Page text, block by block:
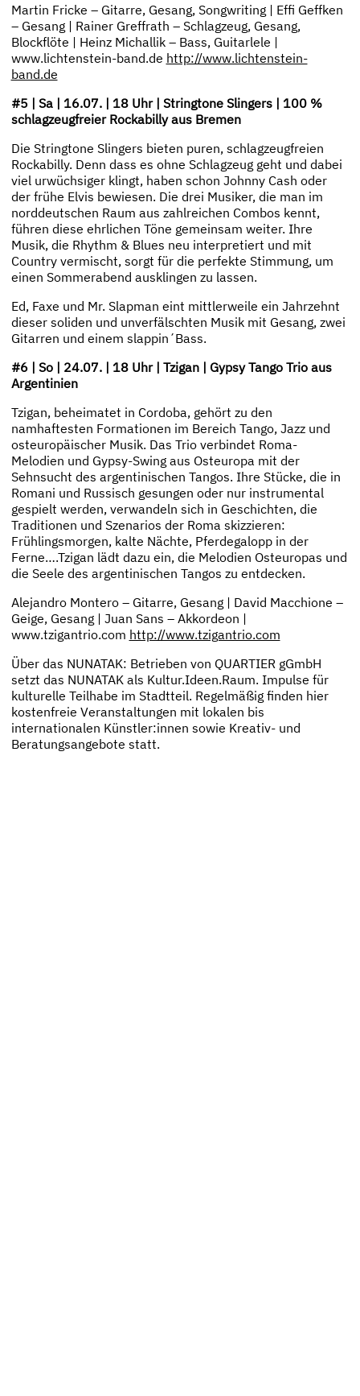
Martin Fricke – Gitarre, Gesang, Songwriting | Effi Geffken
– Gesang | Rainer Greffrath – Schlagzeug, Gesang,
Blockflöte | Heinz Michallik – Bass, Guitarlele |
www.lichtenstein-band.de http://www.lichtenstein-
band.de
#5 | Sa | 16.07. | 18 Uhr | Stringtone Slingers | 100 %
schlagzeugfreier Rockabilly aus Bremen
Die Stringtone Slingers bieten puren, schlagzeugfreien
Rockabilly. Denn dass es ohne Schlagzeug geht und dabei
viel urwüchsiger klingt, haben schon Johnny Cash oder
der frühe Elvis bewiesen. Die drei Musiker, die man im
norddeutschen Raum aus zahlreichen Combos kennt,
führen diese ehrlichen Töne gemeinsam weiter. Ihre
Musik, die Rhythm & Blues neu interpretiert und mit
Country vermischt, sorgt für die perfekte Stimmung, um
einen Sommerabend ausklingen zu lassen.
Ed, Faxe und Mr. Slapman eint mittlerweile ein Jahrzehnt
dieser soliden und unverfälschten Musik mit Gesang, zwei
Gitarren und einem slappin ́ Bass.
#6 | So | 24.07. | 18 Uhr | Tzigan | Gypsy Tango Trio aus
Argentinien
Tzigan, beheimatet in Cordoba, gehört zu den
namhaftesten Formationen im Bereich Tango, Jazz und
osteuropäischer Musik. Das Trio verbindet Roma-
Melodien und Gypsy-Swing aus Osteuropa mit der
Sehnsucht des argentinischen Tangos. Ihre Stücke, die in
Romani und Russisch gesungen oder nur instrumental
gespielt werden, verwandeln sich in Geschichten, die
Traditionen und Szenarios der Roma skizzieren:
Frühlingsmorgen, kalte Nächte, Pferdegalopp in der
Ferne….Tzigan lädt dazu ein, die Melodien Osteuropas und
die Seele des argentinischen Tangos zu entdecken.
Alejandro Montero – Gitarre, Gesang | David Macchione –
Geige, Gesang | Juan Sans – Akkordeon |
www.tzigantrio.com http://www.tzigantrio.com
Über das NUNATAK: Betrieben von QUARTIER gGmbH
setzt das NUNATAK als Kultur.Ideen.Raum. Impulse für
kulturelle Teilhabe im Stadtteil. Regelmäßig finden hier
kostenfreie Veranstaltungen mit lokalen bis
internationalen Künstler:innen sowie Kreativ- und
Beratungsangebote statt.